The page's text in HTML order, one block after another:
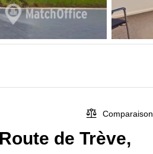
Comparaison
de Trève,